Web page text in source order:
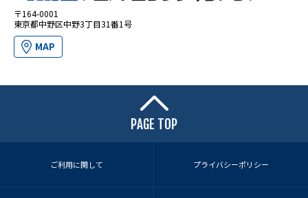
〒164-0001
東京都中野区中野3丁目31番1号
MAP
PAGE TOP
ご利用に関して プライバシーポリシー